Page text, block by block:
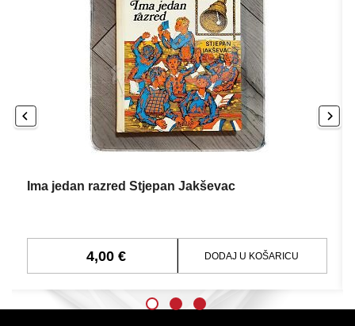
Ima jedan razred Stjepan Jakševac
4,00 € DODAJ U KOŠARICU